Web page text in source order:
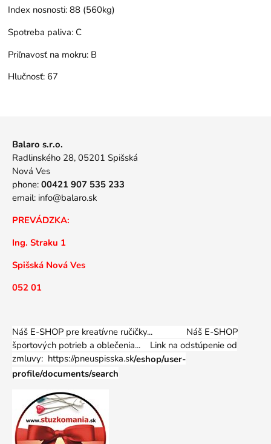
Index nosnosti: 88 (560kg)
Spotreba paliva: C
Priľnavosť na mokru: B
Hlučnosť: 67
Balaro s.r.o.
Radlinského 28, 05201 Spišská
Nová Ves
phone: 00421 907 535 233
email: info@balaro.sk
PREVÁDZKA:
Ing. Straku 1
Spišská Nová Ves
052 01
Náš E-SHOP pre kreatívne ručičky... Náš E-SHOP
športových potrieb a oblečenia... Link na odstúpenie od
zmluvy: https://pneuspisska.sk/eshop/user-
profile/documents/search